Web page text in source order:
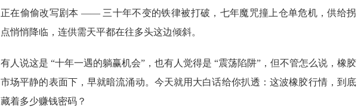
正在偷偷改写剧本 —— 三十年不变的铁律被打破，七年魔咒撞上仓单危机，供给拐
点悄悄降临，连供需天平都在往多头这边倾斜。
有人说这是 “十年一遇的躺赢机会”，也有人觉得是 “震荡陷阱”，但不管怎么说，橡胶
市场平静的表面下，早就暗流涌动。今天就用大白话给你扒透：这波橡胶行情，到底
藏着多少赚钱密码？